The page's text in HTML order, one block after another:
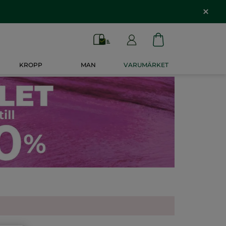
KROPP MAN VARUMÄRKET